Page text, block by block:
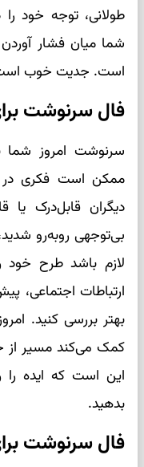
طولانی، توجه خود
شما میان فشار
است. جدیت خوب است،
فال سرنوشت
سرنوشت امروز شما
ممکن است فکری در
دیگران قابل‌درک یا
بی‌توجهی روبه‌رو
لازم باشد طرح خود
ارتباطات اجتماعی،
بهتر بررسی کنید.
کمک می‌کند مسیر از
این است که ایده
بدهید.
فال سرنوشت